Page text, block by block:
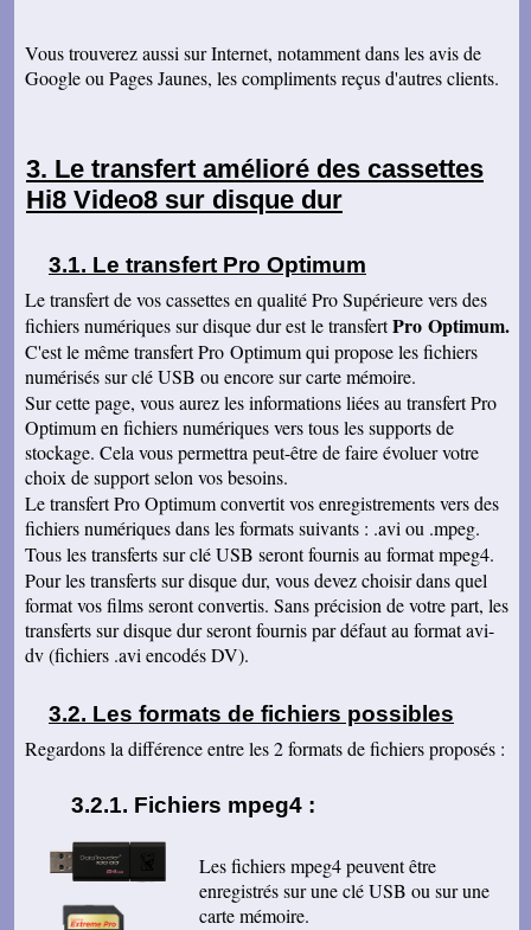
Bonjour madame Massé, j'ai bien reçu votre
colis, je n'ai plus qu'à me régaler en visionnant.
Merci pour votre travail, Cordialement
Merci pour votre professionnalisme.
Margot P
vivement !
Gérard H
J'ai reçu le DVD de numérisation des deux
cassettes que je vous ai confiées et vous en
remercie. Je vous remercie également de
l'excellent travail que vous avez produit et du
résultat qui est très professionnel et dont je suis
entièrement satisfait. Je suis très content
d'avoir découvert votre société. Votre prestation
est - comparé à l'essai réalisé auprès d'une
autre société - sans commune mesure au
niveau de la qualité. Je vous donne de mes
nouvelles prochainement pour d'autres
cassettes et vous souhaite une bonne soirée.
Bien cordialement.
Isabelle L
A la suite d'un anniversaire chez un ami
d'enfance qui nous a montré des films de notre
enfance qu'il a fait repiquer de ses cassettes
par votre société, j'ai décidé de vous confier les
miennes. Après avoir reçu ma commande, j'ai
été de nouveau bluffée par la qualité des
parlerai de vous si l'occasion se présente.
Cordialement.
Gérard H
contacter pour vous donner des nouvelles.
Chantal S
Bien recu mon dvd je l ai regarde c est super
beau souvenir de mes parents merci beaucoup
tres cordialement
Vous trouverez aussi sur Internet, notamment dans les avis de
Google ou Pages Jaunes, les compliments reçus d'autres clients.
Le transfert amélioré des cassettes
Hi8 Video8 sur disque dur
Le transfert Pro Optimum
Le transfert de vos cassettes en qualité Pro Supérieure vers des
fichiers numériques sur disque dur est le transfertPro Optimum.
C'est le même transfert Pro Optimum qui propose les fichiers
numérisés sur clé USB ou encore sur carte mémoire.
Sur cette page, vous aurez les informations liées au transfert Pro
Optimum en fichiers numériques vers tous les supports de
stockage. Cela vous permettra peut-être de faire évoluer votre
choix de support selon vos besoins.
Le transfert Pro Optimum convertit vos enregistrements vers des
fichiers numériques dans les formats suivants : .avi ou .mpeg.
Tous les transferts sur clé USB seront fournis au format mpeg4.
Pour les transferts sur disque dur, vous devez choisir dans quel
format vos films seront convertis. Sans précision de votre part, les
transferts sur disque dur seront fournis par défaut au format avi-
dv (fichiers .avi encodés DV).
Les formats de fichiers possibles
Regardons la différence entre les 2 formats de fichiers proposés :
Fichiers mpeg4 :
Les fichiers mpeg4 peuvent être
enregistrés sur une clé USB ou sur une
carte mémoire.